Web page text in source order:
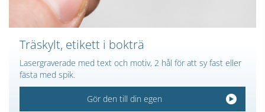
Träskylt, etikett i bokträ
Lasergraverade med text och motiv, 2 hål för att sy fast eller
fästa med spik.
Gör den till din egen